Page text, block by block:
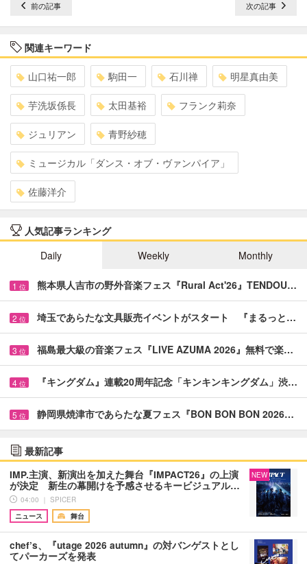
前の記事 次の記事
関連キーワード
山口祐一郎 駒田一 石川禅 明星真由美
芋洗坂係長 太田基裕 フランク莉奈
ジュリアン 青野紗穂
ミュージカル「ダンス・オブ・ヴァンパイア」
佐藤洋介
人気記事ランキング
Daily
Weekly Monthly
1 位 熊本県人吉市の野外音楽フェス『Rural Act'26』TENDOU…
2 位 埼玉であらたな文具販売イベントがスタート 『まるっと…
3 位 福島最大級の音楽フェス『LIVE AZUMA 2026』無料で楽…
4 位 『キングダム』連載20周年記念「キンキンキングダム」渋…
5 位 静岡県焼津市であらたな夏フェス『BON BON BON 2026…
最新記事
IMP.主演、新演出を加えた舞台『IMPACT26』の上演
が決定 新生の幕開けを予感させるキービジュアル…
04:00 ｜ SPICER
ニュース
舞台
NEW
chef’s、『utage 2026 autumn』の対バンゲストとし
てパーカーズを発表